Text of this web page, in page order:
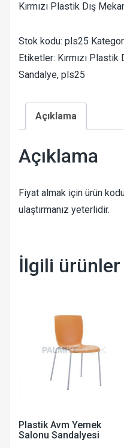
Kırmızı Plastik Dış
Stok kodu: pls25
Etiketler: Kırmızı
Sandalye, pls25
Açıklama
Açıklama
Fiyat almak için ürün
ulaştırmanız yeterlidir.
İlgili ürünler
Plastik Avm Yemek
Salonu Sandalyesi